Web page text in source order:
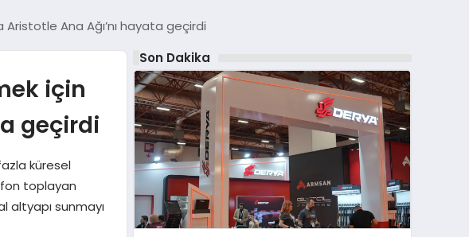
Ana Ağı’nı hayata geçirdi
için
geçirdi
küresel
fon toplayan
altyapı sunmayı
Son Dakika